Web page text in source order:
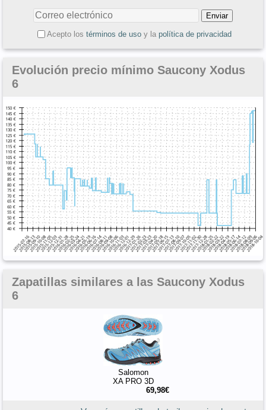
Acepto los términos de usoy la política de privacidad
Evolución precio mínimo Saucony Xodus
6
Zapatillas similares a las Saucony Xodus
6
Salomon
XA PRO 3D
69,98€